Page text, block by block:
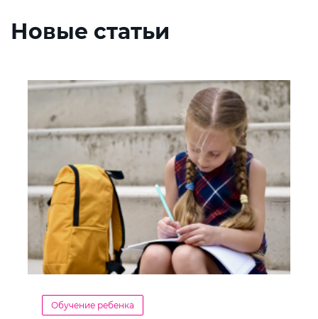
Новые статьи
Обучение ребенка